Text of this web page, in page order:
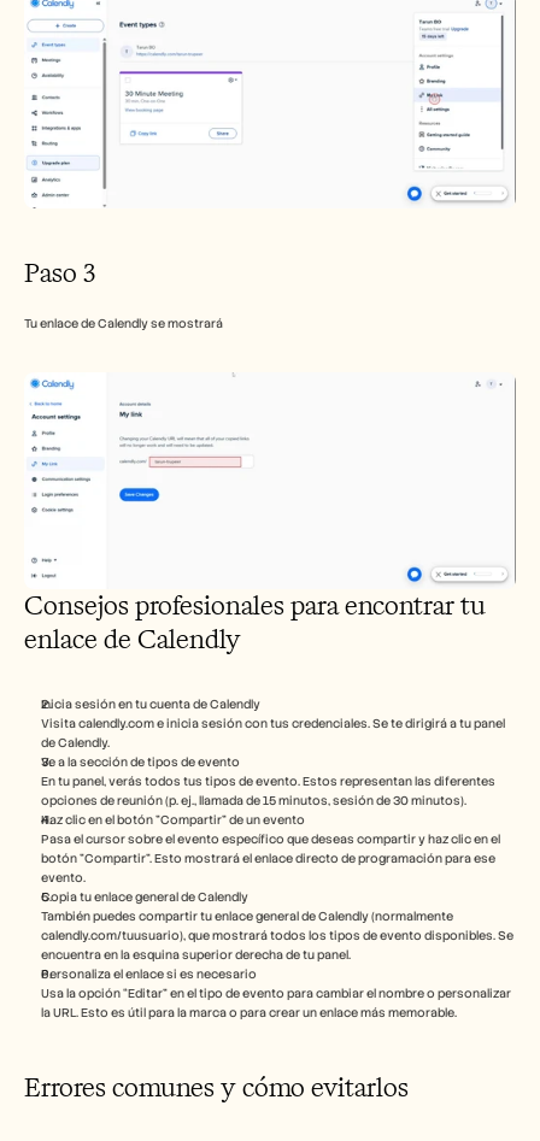
Paso 3
Tu enlace de Calendly se mostrará
Consejos profesionales para encontrar tu
enlace de Calendly
Inicia sesión en tu cuenta de Calendly
Visita calendly.com e inicia sesión con tus credenciales. Se te dirigirá a tu panel
de Calendly.
Ve a la sección de tipos de evento
En tu panel, verás todos tus tipos de evento. Estos representan las diferentes
opciones de reunión (p. ej., llamada de 15 minutos, sesión de 30 minutos).
Haz clic en el botón "Compartir" de un evento
Pasa el cursor sobre el evento específico que deseas compartir y haz clic en el
botón "Compartir". Esto mostrará el enlace directo de programación para ese
evento.
Copia tu enlace general de Calendly
También puedes compartir tu enlace general de Calendly (normalmente
calendly.com/tuusuario), que mostrará todos los tipos de evento disponibles. Se
encuentra en la esquina superior derecha de tu panel.
Personaliza el enlace si es necesario
Usa la opción “Editar” en el tipo de evento para cambiar el nombre o personalizar
la URL. Esto es útil para la marca o para crear un enlace más memorable.
Errores comunes y cómo evitarlos